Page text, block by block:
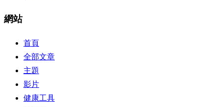
網站
首頁
全部文章
主題
影片
健康工具